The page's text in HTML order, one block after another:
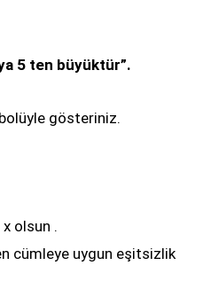
5 ten büyüktür”.
gösteriniz.
x olsun .
cümleye uygun eşitsizlik